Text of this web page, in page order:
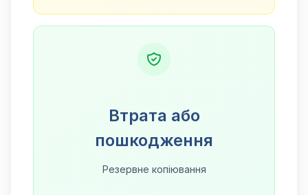
Втрата або
пошкодження
Резервне копіювання